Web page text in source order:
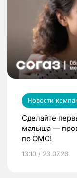
Новости
Сделайте
малыша —
по ОМС!
13:10 / 23.07.26